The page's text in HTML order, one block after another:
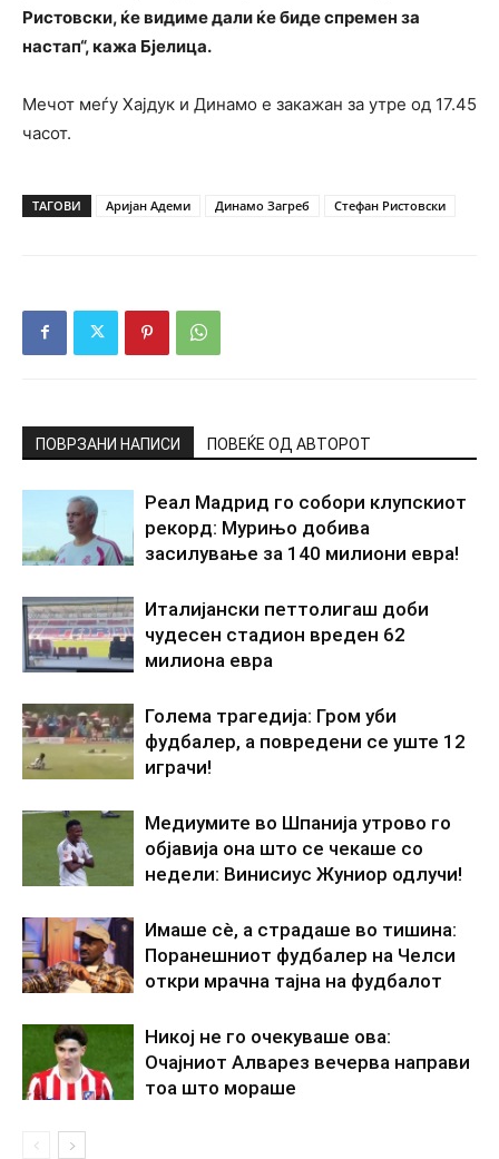
Ристовски, ќе видиме дали ќе биде спремен за
настап“, кажа Бјелица.
Мечот меѓу Хајдук и Динамо е закажан за утре од 17.45
часот.
ТАГОВИ Аријан Адеми Динамо Загреб Стефан Ристовски
ПОВРЗАНИ НАПИСИ ПОВЕЌЕ ОД АВТОРОТ
Реал Мадрид го собори клупскиот
рекорд: Мурињо добива
засилување за 140 милиони евра!
Италијански петтолигаш доби
чудесен стадион вреден 62
милиона евра
Голема трагедија: Гром уби
фудбалер, а повредени се уште 12
играчи!
Медиумите во Шпанија утрово го
објавија она што се чекаше со
недели: Винисиус Жуниор одлучи!
Имаше сè, а страдаше во тишина:
Поранешниот фудбалер на Челси
откри мрачна тајна на фудбалот
Никој не го очекуваше ова:
Очајниот Алварез вечерва направи
тоа што мораше